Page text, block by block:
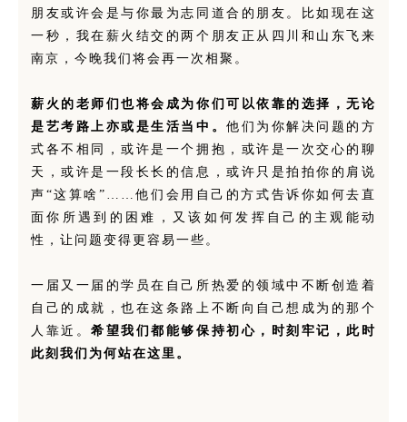
朋友或许会是与你最为志同道合的朋友。比如现在这
一秒，我在薪火结交的两个朋友正从四川和山东飞来
南京，今晚我们将会再一次相聚。
薪火的老师们也将会成为你们可以依靠的选择，无论
是艺考路上亦或是生活当中。他们为你解决问题的方
式各不相同，或许是一个拥抱，或许是一次交心的聊
天，或许是一段长长的信息，或许只是拍拍你的肩说
声“这算啥”……他们会用自己的方式告诉你如何去直
面你所遇到的困难，又该如何发挥自己的主观能动
性，让问题变得更容易一些。
一届又一届的学员在自己所热爱的领域中不断创造着
自己的成就，也在这条路上不断向自己想成为的那个
人靠近。希望我们都能够保持初心，时刻牢记，此时
此刻我们为何站在这里。